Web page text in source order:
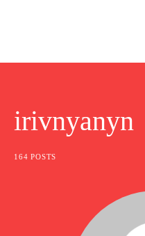
irivnyanyn
164 POSTS